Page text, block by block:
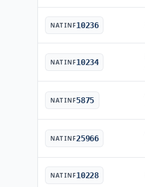
NATINF10236
NATINF10234
NATINF5875
NATINF25966
NATINF10228